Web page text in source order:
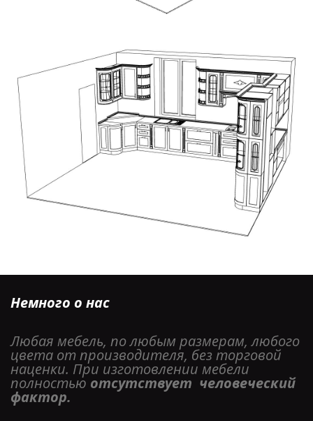
Немного о нас
Любая мебель, по любым размерам, любого
цвета от производителя, без торговой
наценки. При изготовлении мебели
полностью отсутствует  человеческий
фактор.